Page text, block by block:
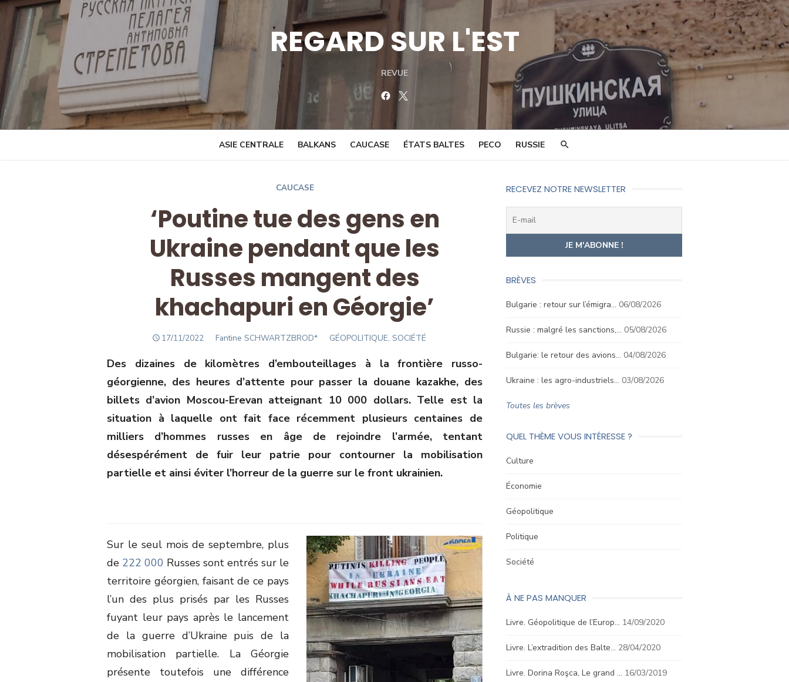
Skip
content
REGARD SUR L'EST
REVUE
Facebook
ASIE CENTRALE BALKANS CAUCASE ÉTATS BALTES PECO RUSSIE
CAUCASE
‘Poutine tue des gens en
Ukraine pendant que les
Russes mangent des
khachapuri en Géorgie’
POSTED
17/11/2022 Author
Fantine SCHWARTZBROD* GÉOPOLITIQUE, SOCIÉTÉ
Des dizaines de kilomètres d’embouteillages à la frontière russo-
géorgienne, des heures d’attente pour passer la douane kazakhe, des
billets d’avion Moscou-Erevan atteignant 10 000 dollars. Telle est la
situation à laquelle ont fait face récemment plusieurs centaines de
milliers d’hommes russes en âge de rejoindre l’armée, tentant
désespérément de fuir leur patrie pour contourner la mobilisation
partielle et ainsi éviter l’horreur de la guerre sur le front ukrainien.
Sur le seul mois de septembre, plus
de 222 000 Russes sont entrés sur le
territoire géorgien, faisant de ce pays
l’un des plus prisés par les Russes
fuyant leur pays après le lancement
de la guerre d’Ukraine puis de la
mobilisation partielle. La Géorgie
présente toutefois une différence
RECEVEZ NOTRE NEWSLETTER
BRÈVES
Bulgarie : retour sur l’émigra… 06/08/2026
Russie : malgré les sanctions,… 05/08/2026
Bulgarie: le retour des avions… 04/08/2026
Ukraine : les agro-industriels… 03/08/2026
Toutes les brèves
QUEL THÈME VOUS INTÉRESSE ?
Culture
Économie
Géopolitique
Politique
Société
À NE PAS MANQUER
Livre. Géopolitique de l’Europ… 14/09/2020
Livre. L’extradition des Balte… 28/04/2020
Livre. Dorina Roşca, Le grand … 16/03/2019